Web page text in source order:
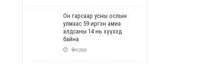
Он гарсаар усны ослын
улмаас 59 иргэн амиа
алдсаны 14 нь хүүхэд
байна
Өчигдөр